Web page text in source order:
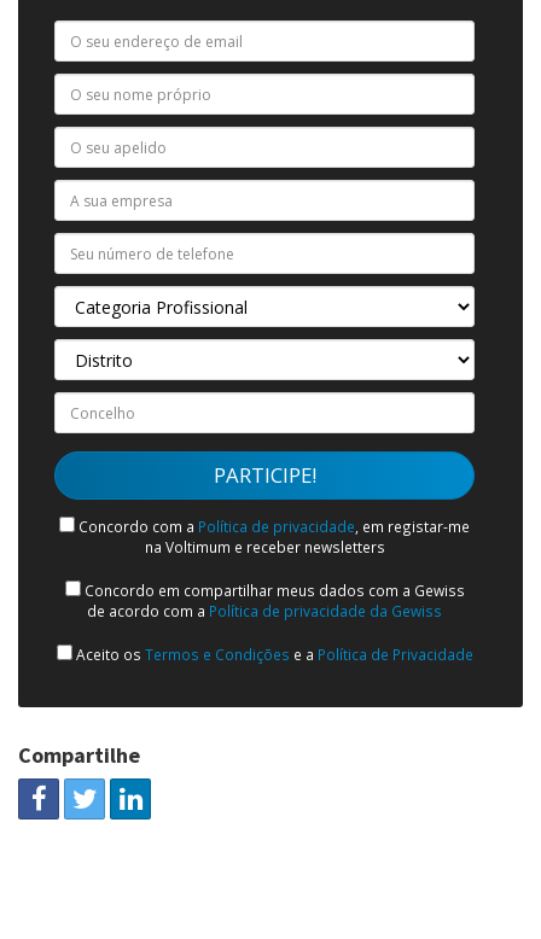
Concordo com a Política de privacidade , em registar-me
na Voltimum e receber newsletters
Concordo em compartilhar meus dados com a Gewiss
de acordo com a Política de privacidade da Gewiss
Aceito os Termos e Condições e a Política de Privacidade
Compartilhe